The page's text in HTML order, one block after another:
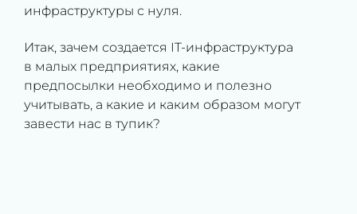
инфраструктуры с нуля.
Итак, зачем создается IT-инфраструктура
в малых предприятиях, какие
предпосылки необходимо и полезно
учитывать, а какие и каким образом могут
завести нас в тупик?